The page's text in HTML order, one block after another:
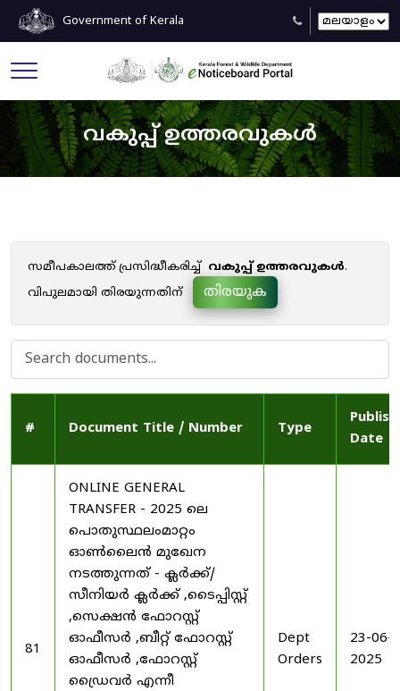
Government of Kerala
വകുപ്പ് ഉത്തരവുകൾ
സമീപകാലത്ത് പ്രസിദ്ധീകരിച്ച് വകുപ്പ് ഉത്തരവുകൾ.
വിപുലമായി തിരയുന്നതിന്
തിരയുക
# Document Title / Number Type
Date
81
ONLINE GENERAL
TRANSFER - 2025 ലെ
പൊതുസ്ഥലംമാറ്റം
ഓൺലൈൻ മുഖേന
നടത്തുന്നത് - ക്ലർക്ക്/
സീനിയർ ക്ലർക്ക് ,ടൈപ്പിസ്റ്റ്
,സെക്ഷൻ ഫോറസ്റ്റ്
ഓഫീസർ ,ബീറ്റ് ഫോറസ്റ്റ്
ഓഫീസർ ,ഫോറസ്റ്റ്
ഡ്രൈവർ എന്നീ
Dept
Orders
23-06-
2025